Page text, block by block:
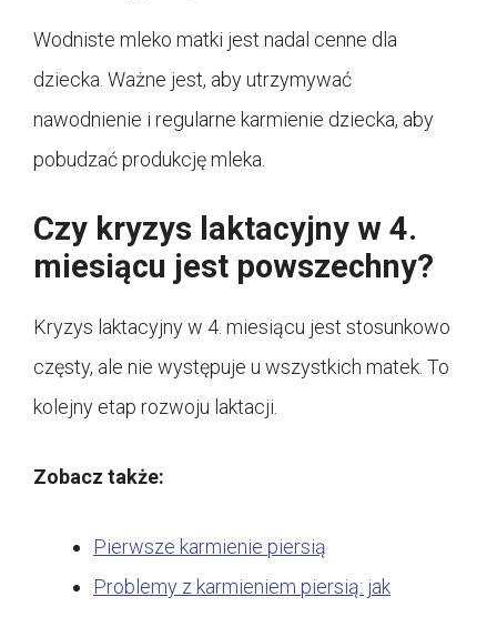
Wodniste mleko matki jest nadal cenne dla
dziecka. Ważne jest, aby utrzymywać
nawodnienie i regularne karmienie dziecka, aby
pobudzać produkcję mleka.
Czy kryzys laktacyjny w 4.
miesiącu jest powszechny?
Kryzys laktacyjny w 4. miesiącu jest stosunkowo
częsty, ale nie występuje u wszystkich matek. To
kolejny etap rozwoju laktacji.
Zobacz także:
Pierwsze karmienie piersią
Problemy z karmieniem piersią: jak